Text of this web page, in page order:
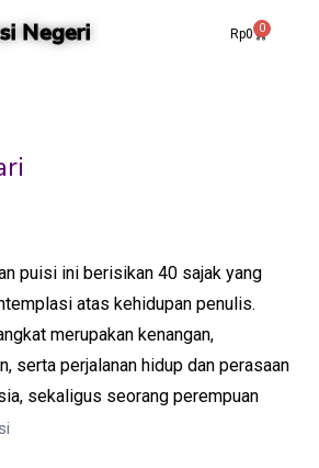
Rp0 0
Negeri
puisi ini berisikan 40 sajak yang
atas kehidupan penulis.
merupakan kenangan,
serta perjalanan hidup dan perasaan
sekaligus seorang perempuan